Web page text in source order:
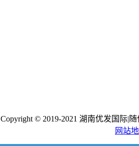
Copyright © 2019-2021 湖南优发国际|
网站